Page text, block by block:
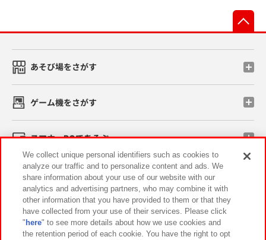
あそび場をさがす
ゲーム機をさがす
スマホ・PCであそぶ
イベント・キャンペーン
関連会社 サステナビリティ サイトポリシー
We collect unique personal identifiers such as cookies to
analyze our traffic and to personalize content and ads. We
share information about your use of our website with our
analytics and advertising partners, who may combine it with
other information that you have provided to them or that they
have collected from your use of their services. Please click
" here" to see more details about how we use cookies and
the retention period of each cookie. You have the right to opt